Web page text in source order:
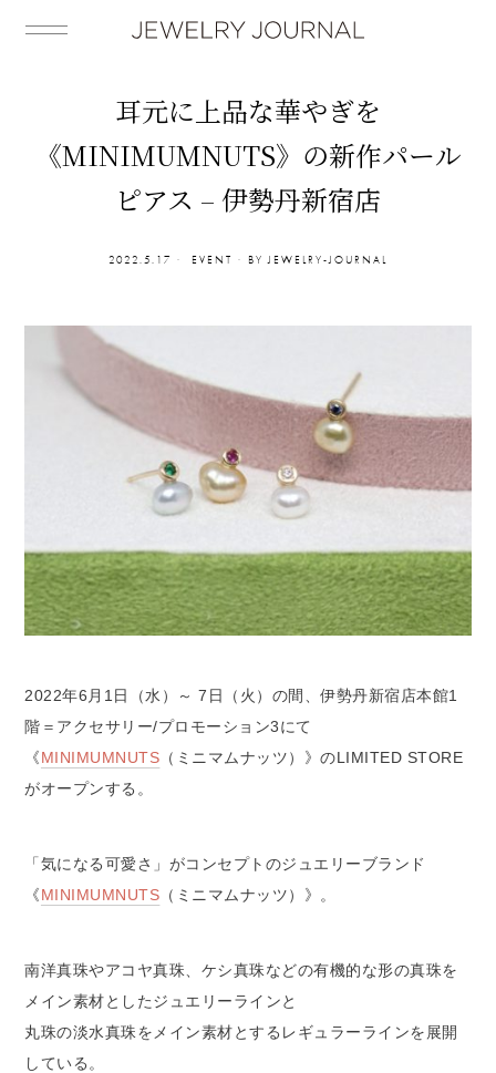
耳元に上品な華やぎを
《MINIMUMNUTS》の新作パール
ピアス – 伊勢丹新宿店
2022.5.17 EVENT BY JEWELRY-JOURNAL
2022年6月1日（水）～ 7日（火）の間、伊勢丹新宿店本館1
階＝アクセサリー/プロモーション3にて
《MINIMUMNUTS （ミニマムナッツ）》のLIMITED STORE
がオープンする。
「気になる可愛さ」がコンセプトのジュエリーブランド
《MINIMUMNUTS （ミニマムナッツ）》。
南洋真珠やアコヤ真珠、ケシ真珠などの有機的な形の真珠を
メイン素材としたジュエリーラインと
丸珠の淡水真珠をメイン素材とするレギュラーラインを展開
している。